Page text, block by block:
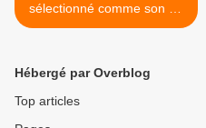
sélectionné comme son du
jour... Semaine R Kelly
Hébergé par Overblog
Top articles